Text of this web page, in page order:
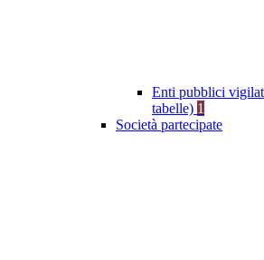
Enti pubblici
tabelle) 1
Società partecipate